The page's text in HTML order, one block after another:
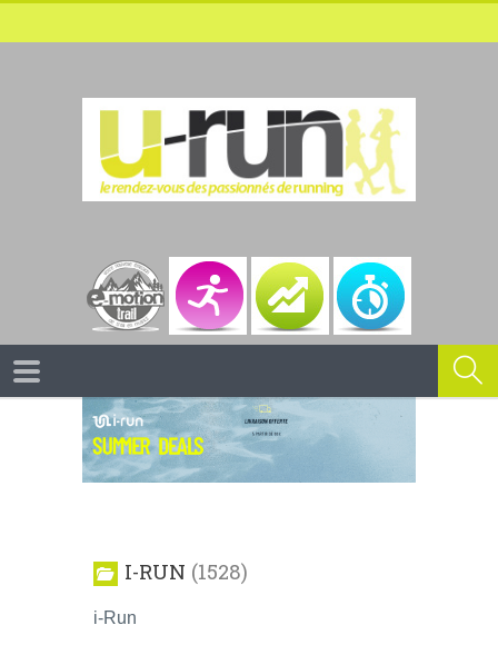
I-RUN 1528
i-Run